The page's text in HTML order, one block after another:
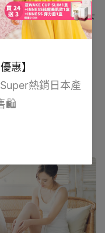
胞，緊緻及提升胸型
白，恢復彈性，改善下
瘦腿丸